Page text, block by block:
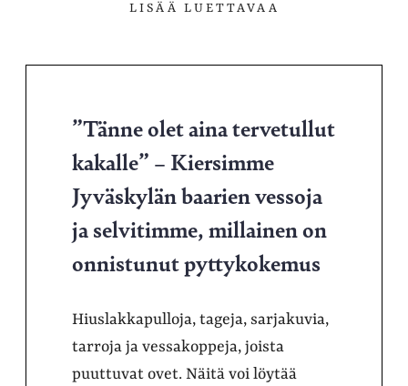
LISÄÄ LUETTAVAA
”Tänne olet aina tervetullut
kakalle” – Kiersimme
Jyväskylän baarien vessoja
ja selvitimme, millainen on
onnistunut pyttykokemus
Hiuslakkapulloja, tageja, sarjakuvia,
tarroja ja vessakoppeja, joista
puuttuvat ovet. Näitä voi löytää